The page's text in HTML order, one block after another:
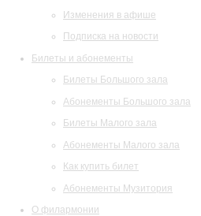
Изменения в афише
Подписка на новости
Билеты и абонементы
Билеты Большого зала
Абонементы Большого зала
Билеты Малого зала
Абонементы Малого зала
Как купить билет
Абонементы Музитория
О филармонии